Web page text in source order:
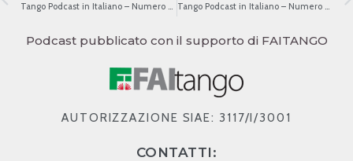
Tango Podcast in Italiano – Numero 342 – Il Ballo Nei Testi del Tango Tango Podcast in Italiano – Numero 344 – I BAFFI E LA MODA NEL TANGO
Podcast pubblicato con il supporto di FAITANGO
AUTORIZZAZIONE SIAE: 3117/I/3001
CONTATTI: